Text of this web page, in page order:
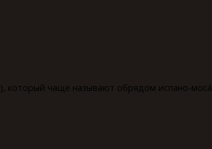
который чаще называют обрядом испано-